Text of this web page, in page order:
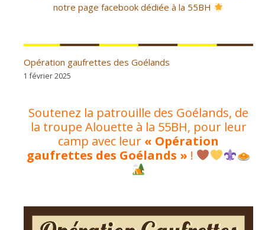
notre page facebook dédiée à la 55BH
Opération gaufrettes des Goélands
1 février 2025
Soutenez la patrouille des Goélands, de
la troupe Alouette à la 55BH, pour leur
camp avec leur « Opération
gaufrettes des Goélands » !